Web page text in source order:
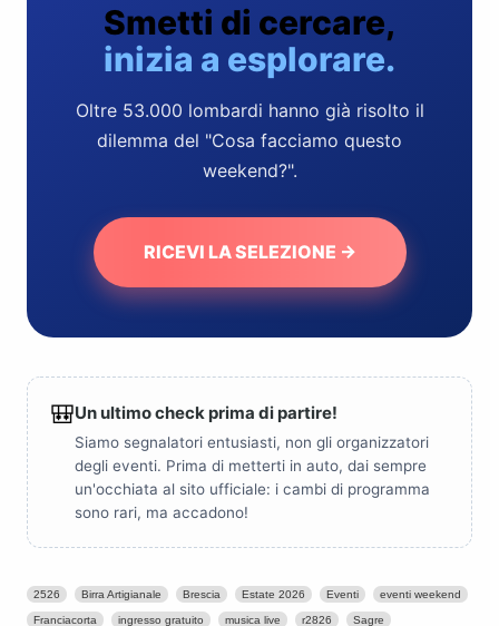
Smetti di cercare,
inizia a esplorare.
Oltre 53.000 lombardi hanno già risolto il
dilemma del "Cosa facciamo questo
weekend?".
RICEVI LA SELEZIONE →
🎒Un ultimo check prima di partire!
Siamo segnalatori entusiasti, non gli organizzatori
degli eventi. Prima di metterti in auto, dai sempre
un'occhiata al sito ufficiale: i cambi di programma
sono rari, ma accadono!
2526 Birra Artigianale Brescia Estate 2026 Eventi eventi weekend
Franciacorta ingresso gratuito musica live r2826 Sagre